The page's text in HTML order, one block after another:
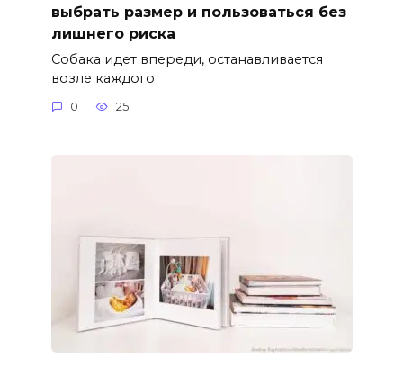
выбрать размер и пользоваться без
лишнего риска
Собака идет впереди, останавливается
возле каждого
0 25